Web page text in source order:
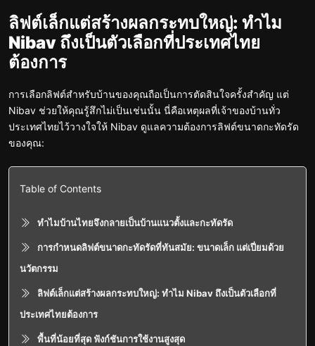
ลิฟต์เล็กแต่สร้างผลกระทบใหญ่: ทำไม
Nibav ถึงเป็นตัวเลือกที่ประเทศไทย
ต้องการ
การเลือกลิฟต์สำหรับบ้านของคุณถือเป็นการตัดสินใจครั้งสำคัญ แต่
Nibav ช่วยให้คุณรู้สึกไม่เป็นเช่นนั้น นี่คือเหตุผลที่เจ้าของบ้านทั่ว
ประเทศไทยไว้วางใจให้ Nibav ดูแลความต้องการลิฟต์ขนาดกะทัดรัด
ของคุณ:
Table of Contents
ทำไมบ้านไทยจึงกลายเป็นบ้านแนวตั้งและกะทัดรัด
การกำหนดลิฟต์ขนาดกะทัดรัดที่ทันสมัย: ขนาดเล็ก แต่เปี่ยมด้วย
นวัตกรรม
ลิฟต์เล็กแต่สร้างผลกระทบใหญ่: ทำไม Nibav ถึงเป็นตัวเลือกที่
ประเทศไทยต้องการ
พื้นที่น้อยที่สุด ฟังก์ชันการใช้งานสูงสุด